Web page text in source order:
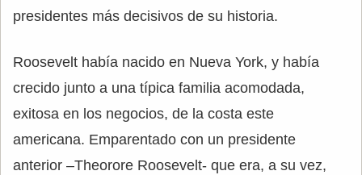
presidentes más decisivos de su historia.
Roosevelt había nacido en Nueva York, y había
crecido junto a una típica familia acomodada,
exitosa en los negocios, de la costa este
americana. Emparentado con un presidente
anterior –Theorore Roosevelt- que era, a su vez,